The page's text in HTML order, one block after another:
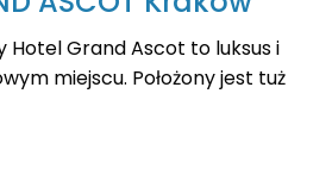
Hotel Grand Ascot to luksus i
miejscu. Położony jest tuż